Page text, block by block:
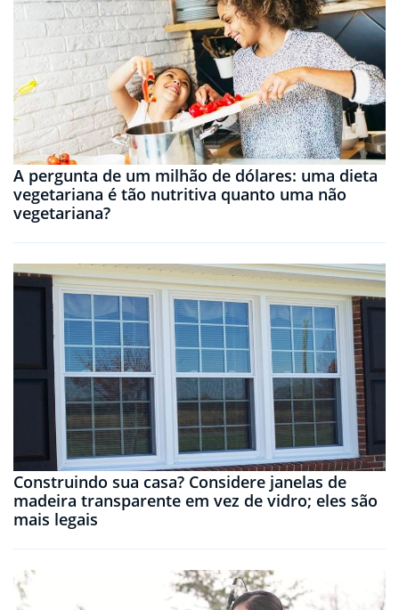
A pergunta de um milhão de dólares: uma dieta
vegetariana é tão nutritiva quanto uma não
vegetariana?
Construindo sua casa? Considere janelas de
madeira transparente em vez de vidro; eles são
mais legais